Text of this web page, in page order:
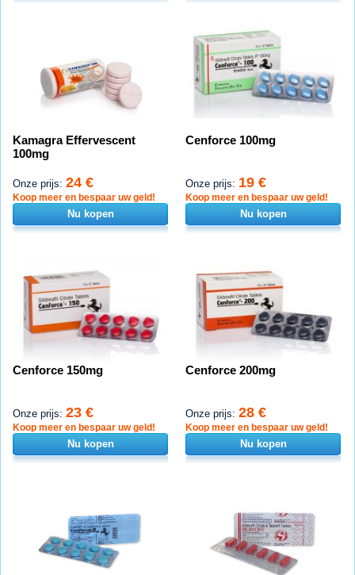
Kamagra Effervescent
100mg
Onze prijs: 24 €
Koop meer en bespaar uw geld!
Nu kopen
Cenforce 100mg
Onze prijs: 19 €
Koop meer en bespaar uw geld!
Nu kopen
Cenforce 150mg
Onze prijs: 23 €
Koop meer en bespaar uw geld!
Nu kopen
Cenforce 200mg
Onze prijs: 28 €
Koop meer en bespaar uw geld!
Nu kopen